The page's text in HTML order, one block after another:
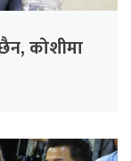
कोशीमा